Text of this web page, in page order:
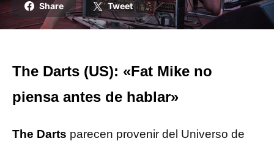
Share Tweet
The Darts (US): «Fat Mike no
piensa antes de hablar»
The Darts parecen provenir del Universo de